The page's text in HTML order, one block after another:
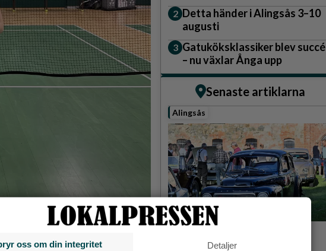
Detta händer i Alingsås 3–10
augusti
Gatuköksklassiker blev succé
– nu växlar Ånga upp
Senaste artiklarna
Alingsås
Detta händer i Alingsås 3–10
oss om din integritet Detaljer